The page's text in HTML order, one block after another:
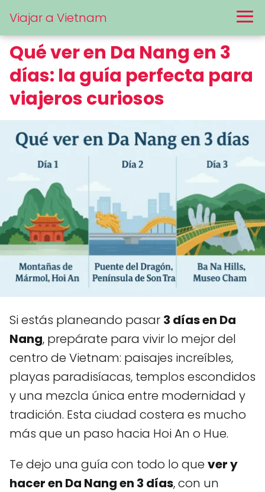
Viajar a Vietnam
Qué ver en Da Nang en 3
días: la guía perfecta para
viajeros curiosos
Si estás planeando pasar 3 días en Da
Nang, prepárate para vivir lo mejor del
centro de Vietnam: paisajes increíbles,
playas paradisíacas, templos escondidos
y una mezcla única entre modernidad y
tradición. Esta ciudad costera es mucho
más que un paso hacia Hoi An o Hue.
Te dejo una guía con todo lo que ver y
hacer en Da Nang en 3 días, con un